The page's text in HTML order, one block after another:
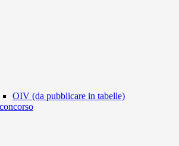
OIV (da pubblicare in tabelle)